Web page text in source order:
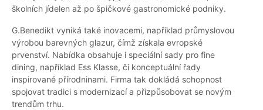
školních jídelen až po špičkové gastronomické podniky.
G.Benedikt vyniká také inovacemi, například průmyslovou
výrobou barevných glazur, čímž získala evropské
prvenství. Nabídka obsahuje i speciální sady pro fine
dining, například Ess Klasse, či konceptuální řady
inspirované přírodninami. Firma tak dokládá schopnost
spojovat tradici s modernizací a přizpůsobovat se novým
trendům trhu.